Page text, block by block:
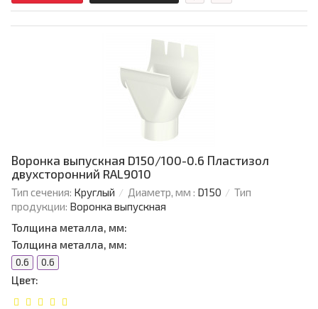
Воронка выпускная D150/100-0.6 Пластизол
двухсторонний RAL9010
Тип сечения: Круглый Диаметр, мм : D150
Тип
продукции: Воронка выпускная
Толщина металла, мм:
Толщина металла, мм:
0.6 0.6
Цвет: